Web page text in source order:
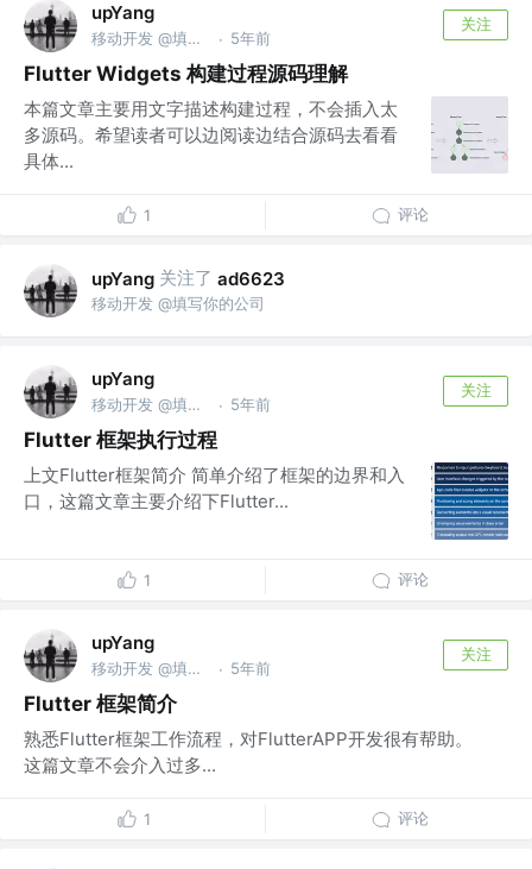
upYang
移动开发 @填写你的公司 · 5年前
关注
Flutter Widgets 构建过程源码理解
本篇文章主要用文字描述构建过程，不会插入太
多源码。希望读者可以边阅读边结合源码去看看
具体...
1 评论
upYang 关注了 ad6623
移动开发 @填写你的公司
upYang
移动开发 @填写你的公司 · 5年前
关注
Flutter 框架执行过程
上文Flutter框架简介 简单介绍了框架的边界和入
口，这篇文章主要介绍下Flutter...
1 评论
upYang
移动开发 @填写你的公司 · 5年前
关注
Flutter 框架简介
熟悉Flutter框架工作流程，对FlutterAPP开发很有帮助。
这篇文章不会介入过多...
1 评论